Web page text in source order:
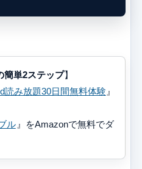
簡単2ステップ】
読み放題30日間無料体験 』
ル 』をAmazonで無料でダ